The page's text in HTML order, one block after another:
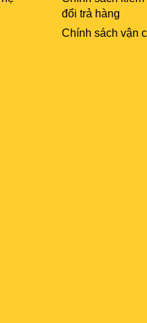
đổi trả hàng
Chính sách vận